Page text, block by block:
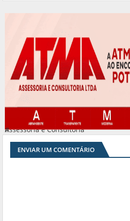
Assessoria e Consultoria
#
ENVIAR UM COMENTÁRIO